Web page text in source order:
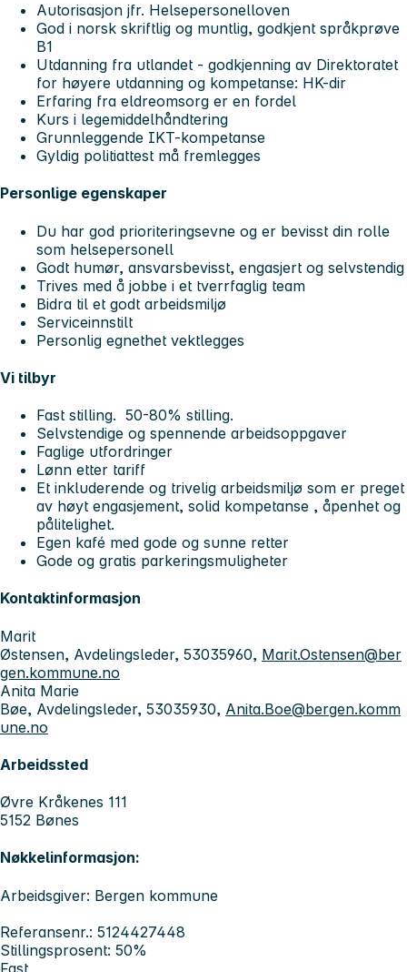
Autorisasjon jfr. Helsepersonelloven
God i norsk skriftlig og muntlig, godkjent språkprøve
B1
Utdanning fra utlandet - godkjenning av Direktoratet
for høyere utdanning og kompetanse: HK-dir
Erfaring fra eldreomsorg er en fordel
Kurs i legemiddelhåndtering
Grunnleggende IKT-kompetanse
Gyldig politiattest må fremlegges
Personlige egenskaper
Du har god prioriteringsevne og er bevisst din rolle
som helsepersonell
Godt humør, ansvarsbevisst, engasjert og selvstendig
Trives med å jobbe i et tverrfaglig team
Bidra til et godt arbeidsmiljø
Serviceinnstilt
Personlig egnethet vektlegges
Vi tilbyr
Fast stilling. 50-80% stilling.
Selvstendige og spennende arbeidsoppgaver
Faglige utfordringer
Lønn etter tariff
Et inkluderende og trivelig arbeidsmiljø som er preget
av høyt engasjement, solid kompetanse , åpenhet og
pålitelighet.
Egen kafé med gode og sunne retter
Gode og gratis parkeringsmuligheter
Kontaktinformasjon
Marit
Østensen, Avdelingsleder, 53035960, Marit.Ostensen@ber
gen.kommune.no
Anita Marie
Bøe, Avdelingsleder, 53035930, Anita.Boe@bergen.komm
une.no
Arbeidssted
Øvre Kråkenes 111
5152 Bønes
Nøkkelinformasjon:
Arbeidsgiver: Bergen kommune
Referansenr.: 5124427448
Stillingsprosent: 50%
Fast